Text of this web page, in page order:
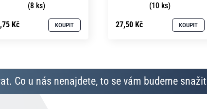
(8 ks)
Kč KOUPIT
(10 ks)
27,50 Kč KOUPIT
Co u nás nenajdete, to se vám budeme